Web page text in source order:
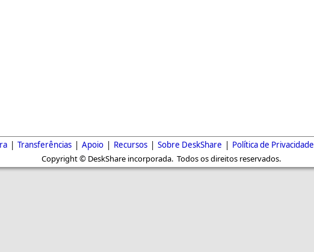
| Transferências | Apoio | Recursos | Sobre DeskShare | Política de Privacidade
Copyright © DeskShare incorporada. Todos os direitos reservados.